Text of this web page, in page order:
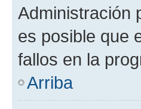
Administración
es posible que
fallos en la
Arriba